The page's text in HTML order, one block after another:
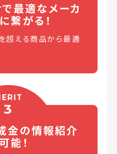
最適なメーカ
繋がる！
超える商品から最適
3
金の情報紹介
能！